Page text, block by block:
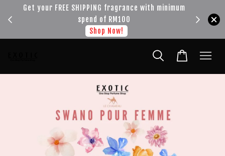
Get your FREE SHIPPING fragrance with minimum
spend of RM100
Shop Now!